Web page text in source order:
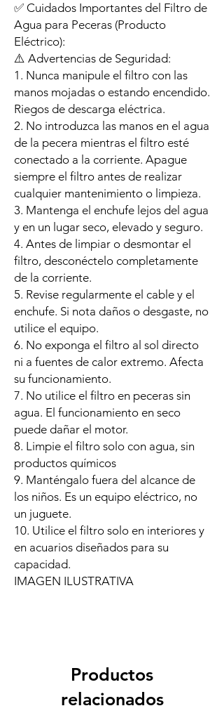
✅ Cuidados Importantes del Filtro de
Agua para Peceras (Producto
Eléctrico):
⚠️ Advertencias de Seguridad:
1. Nunca manipule el filtro con las
manos mojadas o estando encendido.
Riegos de descarga eléctrica.
2. No introduzca las manos en el agua
de la pecera mientras el filtro esté
conectado a la corriente. Apague
siempre el filtro antes de realizar
cualquier mantenimiento o limpieza.
3. Mantenga el enchufe lejos del agua
y en un lugar seco, elevado y seguro.
4. Antes de limpiar o desmontar el
filtro, desconéctelo completamente
de la corriente.
5. Revise regularmente el cable y el
enchufe. Si nota daños o desgaste, no
utilice el equipo.
6. No exponga el filtro al sol directo
ni a fuentes de calor extremo. Afecta
su funcionamiento.
7. No utilice el filtro en peceras sin
agua. El funcionamiento en seco
puede dañar el motor.
8. Limpie el filtro solo con agua, sin
productos químicos
9. Manténgalo fuera del alcance de
los niños. Es un equipo eléctrico, no
un juguete.
10. Utilice el filtro solo en interiores y
en acuarios diseñados para su
capacidad.
IMAGEN ILUSTRATIVA
Productos
relacionados